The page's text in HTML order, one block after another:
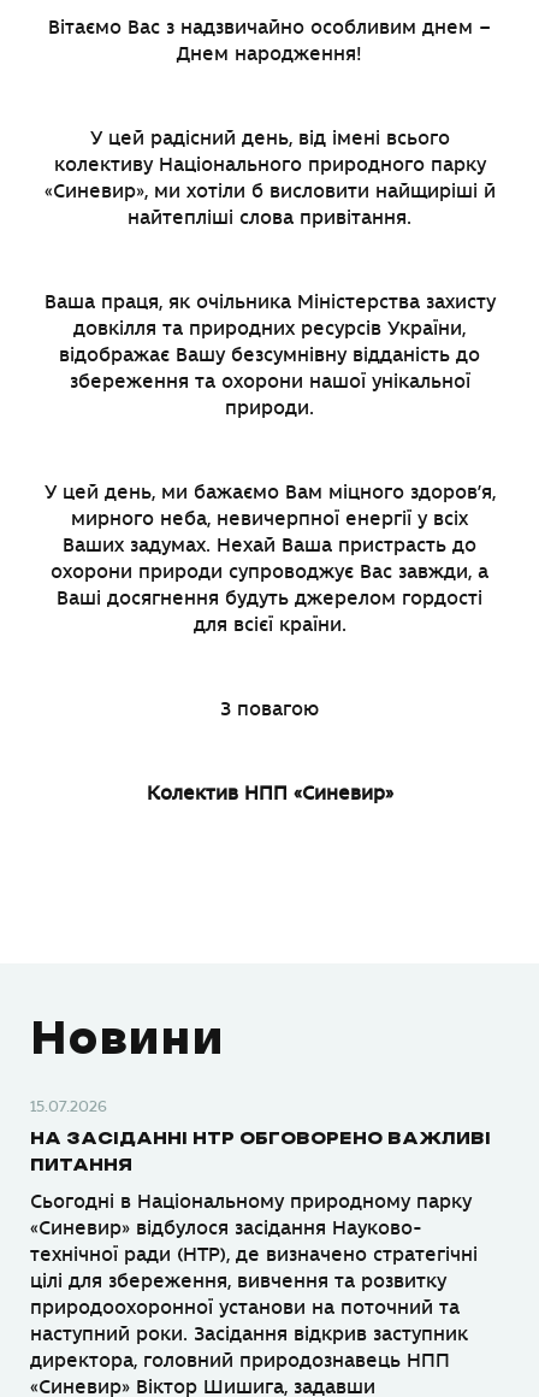
Вітаємо Вас з надзвичайно особливим днем –
Днем народження!
У цей радісний день, від імені всього
колективу Національного природного парку
«Синевир», ми хотіли б висловити найщиріші й
найтепліші слова привітання.
Ваша праця, як очільника Міністерства захисту
довкілля та природних ресурсів України,
відображає Вашу безсумнівну відданість до
збереження та охорони нашої унікальної
природи.
У цей день, ми бажаємо Вам міцного здоров’я,
мирного неба, невичерпної енергії у всіх
Ваших задумах. Нехай Ваша пристрасть до
охорони природи супроводжує Вас завжди, а
Ваші досягнення будуть джерелом гордості
для всієї країни.
З повагою
Колектив НПП «Синевир»
Новини
15.07.2026
НА ЗАСІДАННІ НТР ОБГОВОРЕНО ВАЖЛИВІ
ПИТАННЯ
Сьогодні в Національному природному парку
«Синевир» відбулося засідання Науково-
технічної ради (НТР), де визначено стратегічні
цілі для збереження, вивчення та розвитку
природоохоронної установи на поточний та
наступний роки. Засідання відкрив заступник
директора, головний природознавець НПП
«Синевир» Віктор Шишига, задавши